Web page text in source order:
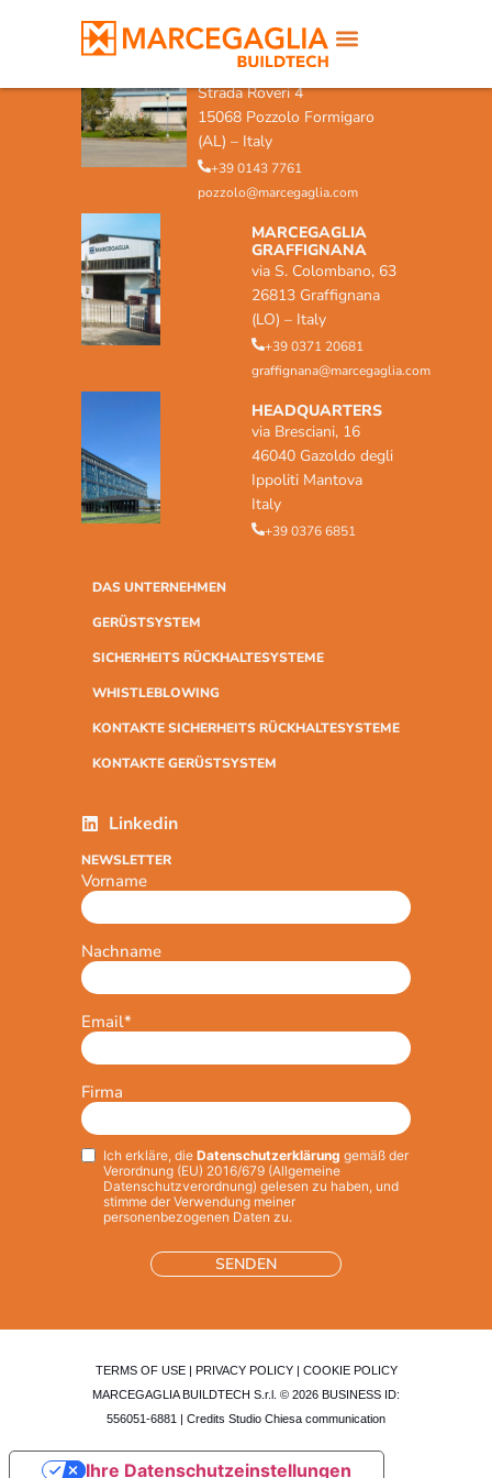
MARCEGAGLIA POZZOLO
FORMIGARO
Strada Roveri 4
15068 Pozzolo Formigaro
(AL) – Italy
+39 0143 7761
pozzolo@marcegaglia.com
MARCEGAGLIA
GRAFFIGNANA
via S. Colombano, 63
26813 Graffignana
(LO) – Italy
+39 0371 20681
graffignana@marcegaglia.com
HEADQUARTERS
via Bresciani, 16
46040 Gazoldo degli
Ippoliti Mantova
Italy
+39 0376 6851
DAS UNTERNEHMEN
GERÜSTSYSTEM
SICHERHEITS RÜCKHALTESYSTEME
WHISTLEBLOWING
KONTAKTE SICHERHEITS RÜCKHALTESYSTEME
KONTAKTE GERÜSTSYSTEM
Linkedin
NEWSLETTER
Vorname
Nachname
Email*
Firma
Privacy*
Ich erkläre, die Datenschutzerklärung gemäß der
Verordnung (EU) 2016/679 (Allgemeine
Datenschutzverordnung) gelesen zu haben, und
stimme der Verwendung meiner
personenbezogenen Daten zu.
TERMS OF USE| PRIVACY POLICY| COOKIE POLICY
MARCEGAGLIA BUILDTECH S.r.l. © 2026 BUSINESS ID:
556051-6881 | Credits Studio Chiesa communication
Ihre Datenschutzeinstellungen